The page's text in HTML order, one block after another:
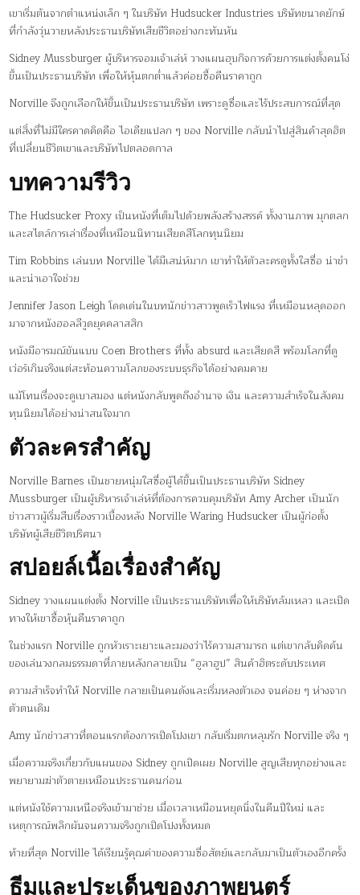
เขาเริ่มต้นจากตำแหน่งเล็ก ๆ ในบริษัท Hudsucker Industries บริษัทขนาดยักษ์
ที่กำลังวุ่นวายหลังประธานบริษัทเสียชีวิตอย่างกะทันหัน
Sidney Mussburger ผู้บริหารจอมเจ้าเล่ห์ วางแผนฮุบกิจการด้วยการแต่งตั้งคนโง่
ขึ้นเป็นประธานบริษัท เพื่อให้หุ้นตกต่ำแล้วค่อยซื้อคืนราคาถูก
Norville จึงถูกเลือกให้ขึ้นเป็นประธานบริษัท เพราะดูซื่อและไร้ประสบการณ์ที่สุด
แต่สิ่งที่ไม่มีใครคาดคิดคือ ไอเดียแปลก ๆ ของ Norville กลับนำไปสู่สินค้าสุดฮิต
ที่เปลี่ยนชีวิตเขาและบริษัทไปตลอดกาล
บทความรีวิว
The Hudsucker Proxy เป็นหนังที่เต็มไปด้วยพลังสร้างสรรค์ ทั้งงานภาพ มุกตลก
และสไตล์การเล่าเรื่องที่เหมือนนิทานเสียดสีโลกทุนนิยม
Tim Robbins เล่นบท Norville ได้มีเสน่ห์มาก เขาทำให้ตัวละครดูทั้งใสซื่อ น่าขำ
และน่าเอาใจช่วย
Jennifer Jason Leigh โดดเด่นในบทนักข่าวสาวพูดเร็วไฟแรง ที่เหมือนหลุดออก
มาจากหนังฮอลลีวูดยุคคลาสสิก
หนังมีอารมณ์ขันแบบ Coen Brothers ที่ทั้ง absurd และเสียดสี พร้อมโลกที่ดู
เว่อร์เกินจริงแต่สะท้อนความโลภของระบบธุรกิจได้อย่างคมคาย
แม้โทนเรื่องจะดูเบาสมอง แต่หนังกลับพูดถึงอำนาจ เงิน และความสำเร็จในสังคม
ทุนนิยมได้อย่างน่าสนใจมาก
ตัวละครสำคัญ
Norville Barnes เป็นชายหนุ่มใสซื่อผู้ได้ขึ้นเป็นประธานบริษัท Sidney
Mussburger เป็นผู้บริหารเจ้าเล่ห์ที่ต้องการควบคุมบริษัท Amy Archer เป็นนัก
ข่าวสาวผู้เริ่มสืบเรื่องราวเบื้องหลัง Norville Waring Hudsucker เป็นผู้ก่อตั้ง
บริษัทผู้เสียชีวิตปริศนา
สปอยล์เนื้อเรื่องสำคัญ
Sidney วางแผนแต่งตั้ง Norville เป็นประธานบริษัทเพื่อให้บริษัทล้มเหลว และเปิด
ทางให้เขาซื้อหุ้นคืนราคาถูก
ในช่วงแรก Norville ถูกหัวเราะเยาะและมองว่าไร้ความสามารถ แต่เขากลับคิดค้น
ของเล่นวงกลมธรรมดาที่ภายหลังกลายเป็น “ฮูลาฮูป” สินค้าฮิตระดับประเทศ
ความสำเร็จทำให้ Norville กลายเป็นคนดังและเริ่มหลงตัวเอง จนค่อย ๆ ห่างจาก
ตัวตนเดิม
Amy นักข่าวสาวที่ตอนแรกต้องการเปิดโปงเขา กลับเริ่มตกหลุมรัก Norville จริง ๆ
เมื่อความจริงเกี่ยวกับแผนของ Sidney ถูกเปิดเผย Norville สูญเสียทุกอย่างและ
พยายามฆ่าตัวตายเหมือนประธานคนก่อน
แต่หนังใช้ความเหนือจริงเข้ามาช่วย เมื่อเวลาเหมือนหยุดนิ่งในคืนปีใหม่ และ
เหตุการณ์พลิกผันจนความจริงถูกเปิดโปงทั้งหมด
ท้ายที่สุด Norville ได้เรียนรู้คุณค่าของความซื่อสัตย์และกลับมาเป็นตัวเองอีกครั้ง
ธีมและประเด็นของภาพยนตร์